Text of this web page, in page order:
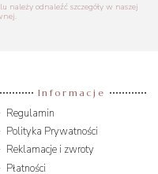
należy odnaleźć szczegóły w naszej
Informacje
Regulamin
Polityka Prywatności
Reklamacje i zwroty
Płatności